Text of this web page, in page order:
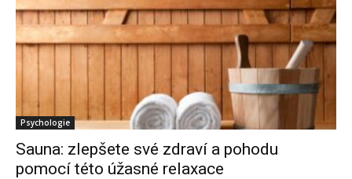
Psychologie
Sauna: zlepšete své zdraví a pohodu
pomocí této úžasné relaxace